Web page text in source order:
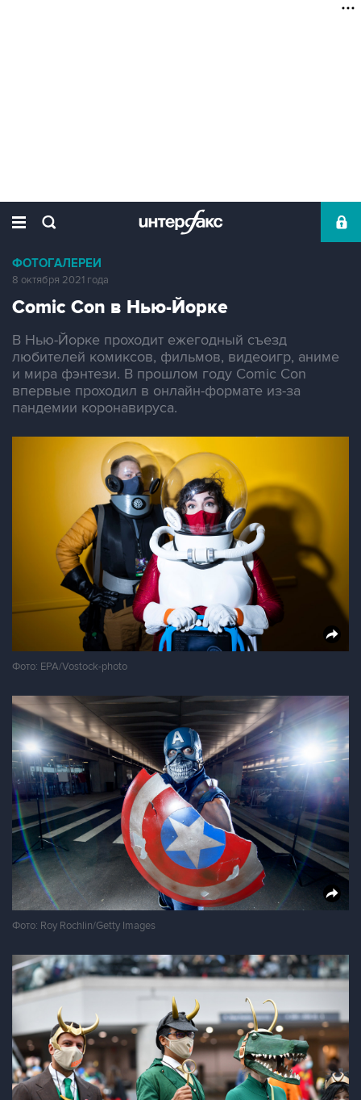
ФОТОГАЛЕРЕИ
8 октября 2021 года
Comic Con в Нью-Йорке
В Нью-Йорке проходит ежегодный съезд
любителей комиксов, фильмов, видеоигр, аниме
и мира фэнтези. В прошлом году Comic Con
впервые проходил в онлайн-формате из-за
пандемии коронавируса.
Фото: EPA/Vostock-photo
Фото: Roy Rochlin/Getty Images